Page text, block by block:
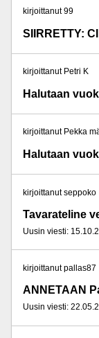
kirjoittanut 99
SIIRRETTY:
kirjoittanut Petri K
Halutaan
kirjoittanut Pekka
Halutaan
kirjoittanut seppoko
Tavarateline
Uusin viesti:
kirjoittanut pallas87
Uusin viesti: